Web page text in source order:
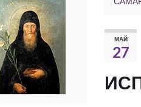
МАЙ
27